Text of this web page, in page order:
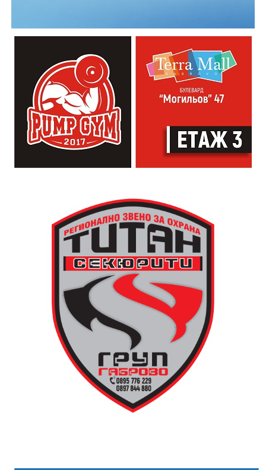
увенчават с успех и на 8 септември 1984 година
часовниковата кула, с работещия век по-рано
механизъм, е официално открита наново. Самият
механизъм е възстановен година по-рано, през 1983
г., от майстор Илия Ковачев, който изковава
липсващите му части. Днес неговият син, Иван
Ковачев, продължава делото на баща си, като се
грижи за техническата поддръжка на механизма и
отстранява евентуални повреди.
новата кула. Архитект Илия Лефтеров е трябвало да
търси подходящо място за нейното изграждане, тъй
като до средата на 80-те години на нейното
оригинално място вече били построени сградите на
Община Дряново и на полицията.
участниците да работят рамо до рамо с утвърдени
признатите майстори реставратори в музей „Етър“,
води обучението за изграждане на каменна основа
за отоплителните съоръжения. Част от курсистите
надградиха своите умения по каменна зидария,
придобити в предишни издания на програмата.
Дървените елементи и носещата конструкция бяха
във фокуса на практиката, водена от реставратора
Валентин Дамянов. С отличните си комуникационни
умения и задълбочени знания той демонстрира
различните видове традиционни инструменти,
тяхната поддръжка и правилната им употреба в
Арх. Николай Маринов от сдружение „Мещра“